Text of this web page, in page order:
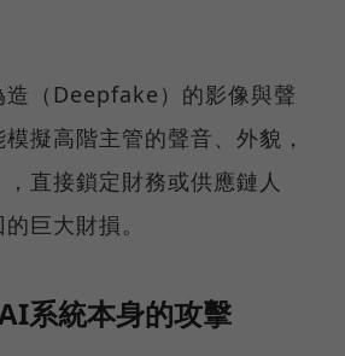
造（Deepfake）的影像與聲
擬高階主管的聲音、外貌，
直接鎖定財務或供應鏈人
巨大財損。
系統本身的攻擊